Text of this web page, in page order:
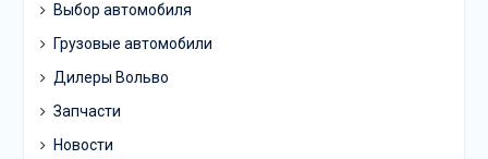
Выбор автомобиля
Грузовые автомобили
Дилеры Вольво
Запчасти
Новости